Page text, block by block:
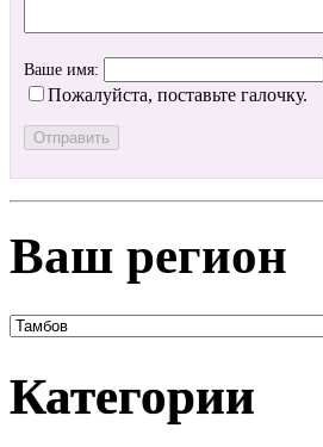
Ваше имя:
Пожалуйста, поставьте галочку.
Ваш регион
Категории